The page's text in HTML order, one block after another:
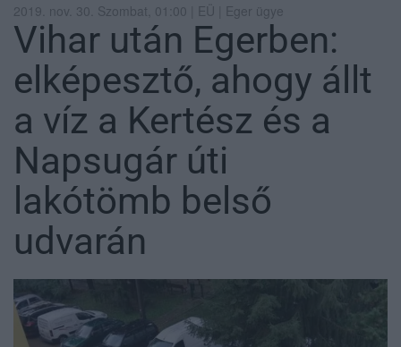
2019. nov. 30. Szombat, 01:00 | EÜ | Eger ügye
Vihar után Egerben:
elképesztő, ahogy állt
a víz a Kertész és a
Napsugár úti
lakótömb belső
udvarán